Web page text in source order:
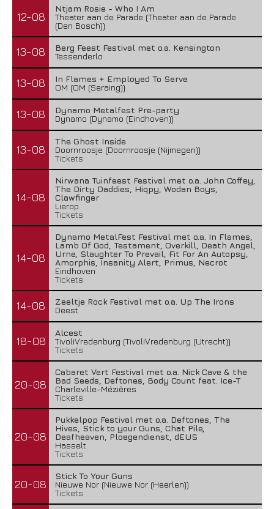
12-08
Ntjam Rosie - Who I Am
Theater aan de Parade (Theater aan de Parade
(Den Bosch))
13-08
Berg Feest Festival met o.a. Kensington
Tessenderlo
13-08
In Flames + Employed To Serve
OM (OM (Seraing))
13-08
Dynamo Metalfest Pre-party
Dynamo (Dynamo (Eindhoven))
13-08
The Ghost Inside
Doornroosje (Doornroosje (Nijmegen))
Tickets
14-08
Nirwana Tuinfeest Festival met o.a. John Coffey,
The Dirty Daddies, Hiqpy, Wodan Boys,
Clawfinger
Lierop
Tickets
14-08
Dynamo MetalFest Festival met o.a. In Flames,
Lamb Of God, Testament, Overkill, Death Angel,
Urne, Slaughter To Prevail, Fit For An Autopsy,
Amorphis, Insanity Alert, Primus, Necrot
Eindhoven
Tickets
14-08
Zeeltje Rock Festival met o.a. Up The Irons
Deest
18-08
Alcest
TivoliVredenburg (TivoliVredenburg (Utrecht))
Tickets
20-08
Cabaret Vert Festival met o.a. Nick Cave & the
Bad Seeds, Deftones, Body Count feat. Ice-T
Charleville-Mézières
Tickets
20-08
Pukkelpop Festival met o.a. Deftones, The
Hives, Stick to your Guns, Chat Pile,
Deafheaven, Ploegendienst, dEUS
Hasselt
Tickets
20-08
Stick To Your Guns
Nieuwe Nor (Nieuwe Nor (Heerlen))
Tickets